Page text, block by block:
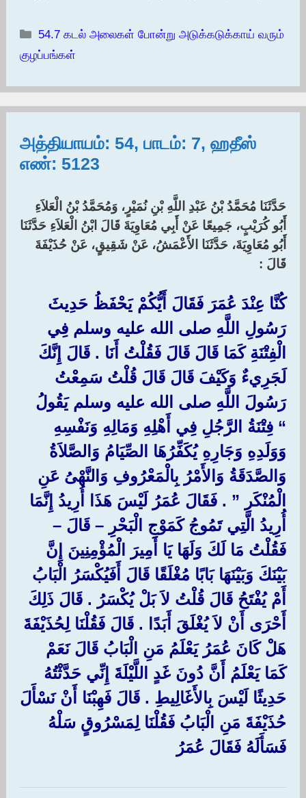
Categories
54.7 கடல் அலைகள் போன்று அடுக்கடுக்காய் வரும்
குழப்பங்கள்
அத்தியாயம்: 54, பாடம்: 7, ஹதீஸ்
எண்: 5123
حَدَّثَنَا مُحَمَّدُ بْنُ عَبْدِ اللَّهِ بْنِ نُمَيْرٍ، وَمُحَمَّدُ بْنُ الْعَلاَءِ
أَبُو كُرَيْبٍ، جَمِيعًا عَنْ أَبِي مُعَاوِيَةَ قَالَ ابْنُ الْعَلاَءِ حَدَّثَنَا
أَبُو مُعَاوِيَةَ، حَدَّثَنَا الأَعْمَشُ، عَنْ شَقِيقٍ، عَنْ حُذَيْفَةَ
قَالَ :‏
‏كُنَّا عِنْدَ عُمَرَ فَقَالَ أَيُّكُمْ يَحْفَظُ حَدِيثَ
رَسُولِ اللَّهِ صلى الله عليه وسلم فِي
الْفِتْنَةِ كَمَا قَالَ قَالَ فَقُلْتُ أَنَا ‏.‏ قَالَ إِنَّكَ
لَجَرِيءٌ وَكَيْفَ قَالَ قَالَ قُلْتُ سَمِعْتُ
رَسُولَ اللَّهِ صلى الله عليه وسلم يَقُولُ ‏
“‏ فِتْنَةُ الرَّجُلِ فِي أَهْلِهِ وَمَالِهِ وَنَفْسِهِ
وَوَلَدِهِ وَجَارِهِ يُكَفِّرُهَا الصِّيَامُ وَالصَّلاَةُ
وَالصَّدَقَةُ وَالأَمْرُ بِالْمَعْرُوفِ وَالنَّهْىُ عَنِ
الْمُنْكَرِ ‏”‏ ‏.‏ فَقَالَ عُمَرُ لَيْسَ هَذَا أُرِيدُ إِنَّمَا
أُرِيدُ الَّتِي تَمُوجُ كَمَوْجِ الْبَحْرِ – قَالَ –
فَقُلْتُ مَا لَكَ وَلَهَا يَا أَمِيرَ الْمُؤْمِنِينَ إِنَّ
بَيْنَكَ وَبَيْنَهَا بَابًا مُغْلَقًا قَالَ أَفَيُكْسَرُ الْبَابُ
أَمْ يُفْتَحُ قَالَ قُلْتُ لاَ بَلْ يُكْسَرُ ‏.‏ قَالَ ذَلِكَ
أَحْرَى أَنْ لاَ يُغْلَقَ أَبَدًا ‏.‏ قَالَ فَقُلْنَا لِحُذَيْفَةَ
هَلْ كَانَ عُمَرُ يَعْلَمُ مَنِ الْبَابُ قَالَ نَعَمْ
كَمَا يَعْلَمُ أَنَّ دُونَ غَدٍ اللَّيْلَةَ إِنِّي حَدَّثْتُهُ
حَدِيثًا لَيْسَ بِالأَغَالِيطِ ‏.‏ قَالَ فَهِبْنَا أَنْ نَسْأَلَ
حُذَيْفَةَ مَنِ الْبَابُ فَقُلْنَا لِمَسْرُوقٍ سَلْهُ
فَسَأَلَهُ فَقَالَ عُمَرُ ‏‏